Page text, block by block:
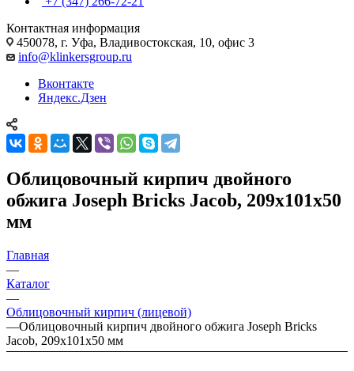
Контактная информация
450078, г. Уфа, Владивостокская, 10, офис 3
info@klinkersgroup.ru
Вконтакте
Яндекс.Дзен
Облицовочный кирпич двойного
обжига Joseph Bricks Jacob, 209х101х50
мм
Главная
—
Каталог
—
Облицовочный кирпич (лицевой)
—Облицовочный кирпич двойного обжига Joseph Bricks
Jacob, 209х101х50 мм